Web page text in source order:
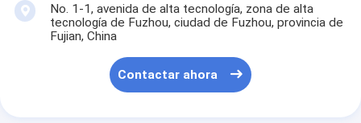
No. 1-1, avenida de alta tecnología, zona de alta
tecnología de Fuzhou, ciudad de Fuzhou, provincia de
Fujian, China
Contactar ahora